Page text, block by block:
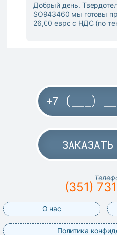
Добрый день.
SO943460 мы готовы
26,00 евро с НДС (по
(351)
О нас
Политика